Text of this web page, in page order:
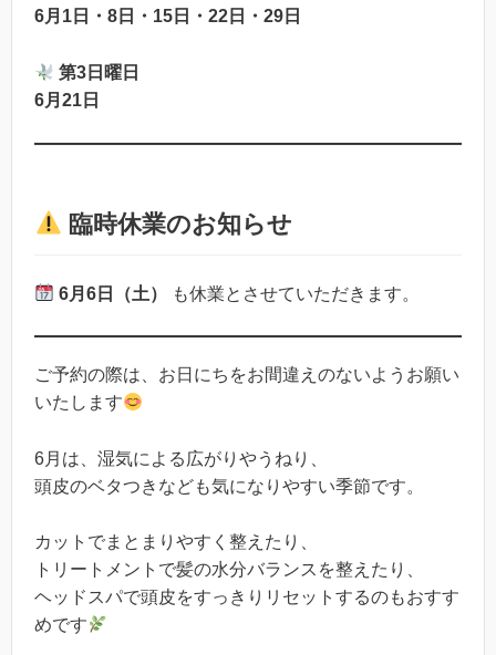
6月1日・8日・15日・22日・29日
第3日曜日
6月21日
臨時休業のお知らせ
6月6日（土） も休業とさせていただきます。
ご予約の際は、お日にちをお間違えのないようお願い
いたします
6月は、湿気による広がりやうねり、
頭皮のベタつきなども気になりやすい季節です。
カットでまとまりやすく整えたり、
トリートメントで髪の水分バランスを整えたり、
ヘッドスパで頭皮をすっきりリセットするのもおすす
めです